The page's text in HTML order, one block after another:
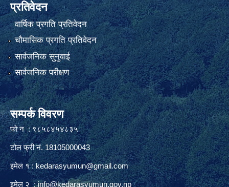
प्रतिवेदन
वार्षिक प्रगति प्रतिवेदन
चौमासिक प्रगति प्रतिवेदन
सार्वजनिक सुनुवाई
सार्वजनिक परीक्षण
सम्पर्क विवरण
फाे न : ९८५८४५४८३५
टोल फ्री नं. 18105000043
इमेल १ :kedarasyumun@gmail.com
इमेल २ :info@kedarasyumun.gov.np